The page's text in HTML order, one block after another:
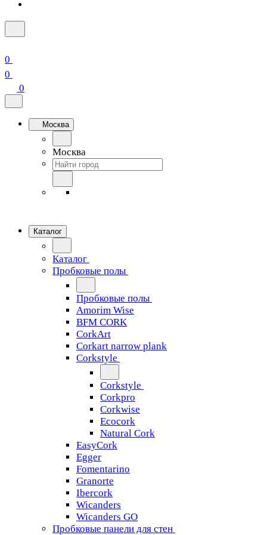
0
0
0
Москва
Москва
Каталог
Каталог
Пробковые полы
Пробковые полы
Amorim Wise
BFM CORK
CorkArt
Corkart narrow plank
Corkstyle
Corkstyle
Corkpro
Corkwise
Ecocork
Natural Cork
EasyCork
Egger
Fomentarino
Granorte
Ibercork
Wicanders
Wicanders GO
Пробковые панели для стен